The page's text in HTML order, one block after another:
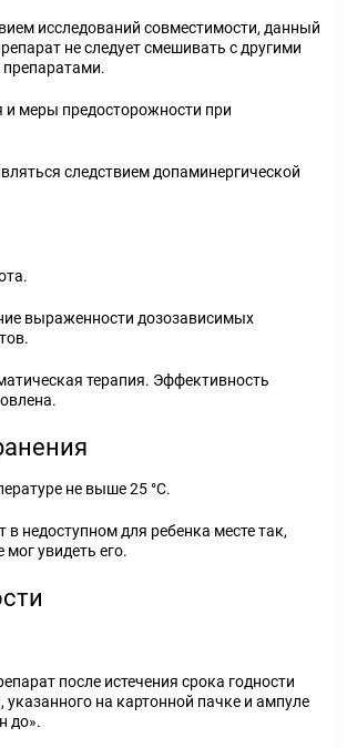
исследований совместимости, данный
не следует смешивать с другими
и меры предосторожности при
следствием допаминергической
выраженности дозозависимых
терапия. Эффективность
не выше 25 °С.
в недоступном для ребенка месте так,
увидеть его.
после истечения срока годности
указанного на картонной пачке и ампуле
до».